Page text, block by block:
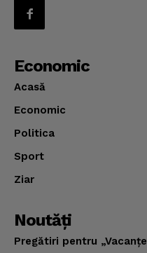
Economic
Acasă
Economic
Politica
Sport
Ziar
Noutăţi
Pregătiri pentru